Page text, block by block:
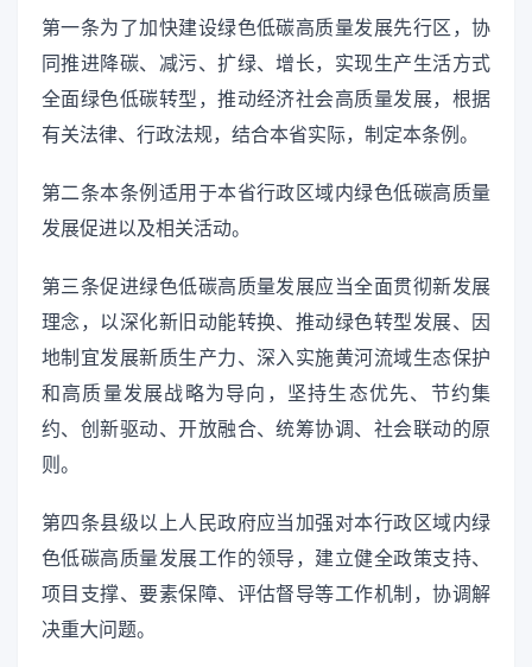
第一条为了加快建设绿色低碳高质量发展先行区，协
同推进降碳、减污、扩绿、增长，实现生产生活方式
全面绿色低碳转型，推动经济社会高质量发展，根据
有关法律、行政法规，结合本省实际，制定本条例。
第二条本条例适用于本省行政区域内绿色低碳高质量
发展促进以及相关活动。
第三条促进绿色低碳高质量发展应当全面贯彻新发展
理念，以深化新旧动能转换、推动绿色转型发展、因
地制宜发展新质生产力、深入实施黄河流域生态保护
和高质量发展战略为导向，坚持生态优先、节约集
约、创新驱动、开放融合、统筹协调、社会联动的原
则。
第四条县级以上人民政府应当加强对本行政区域内绿
色低碳高质量发展工作的领导，建立健全政策支持、
项目支撑、要素保障、评估督导等工作机制，协调解
决重大问题。